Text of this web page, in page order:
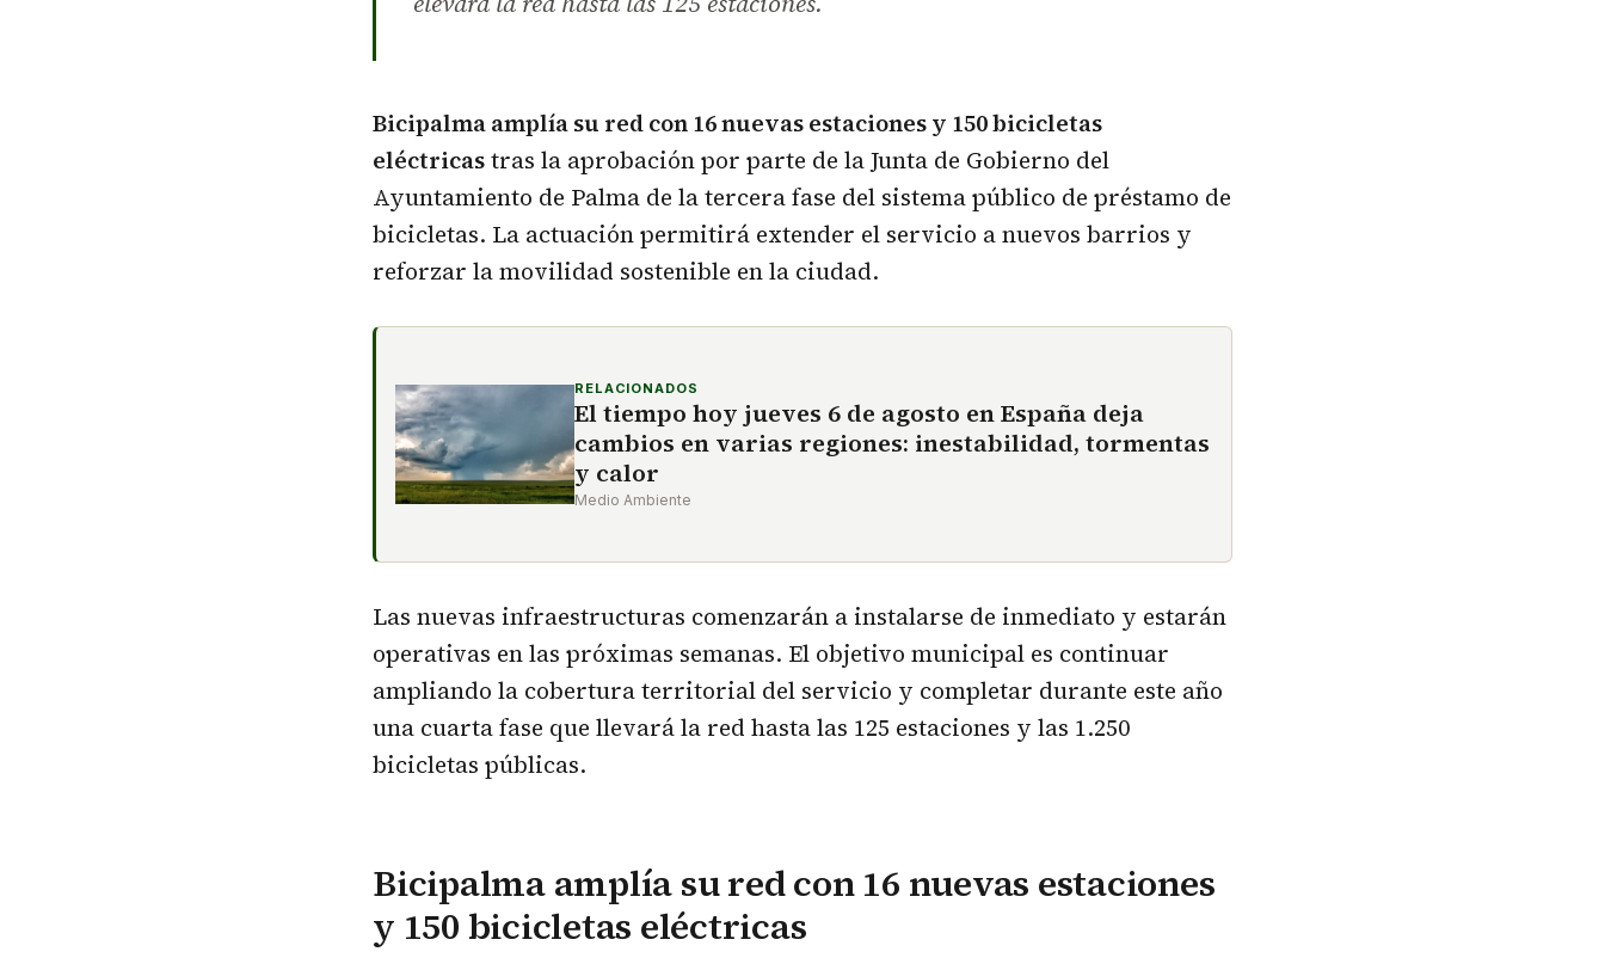
Bicipalma amplía su red con 16 nuevas estaciones y 150 bicicletas
eléctricastras la aprobación por parte de la Junta de Gobierno del
Ayuntamiento de Palma de la tercera fase del sistema público de préstamo de
bicicletas. La actuación permitirá extender el servicio a nuevos barrios y
reforzar la movilidad sostenible en la ciudad.
RELACIONADOS
El tiempo hoy jueves 6 de agosto en España deja
cambios en varias regiones: inestabilidad, tormentas
y calor
Medio Ambiente
Las nuevas infraestructuras comenzarán a instalarse de inmediato y estarán
operativas en las próximas semanas. El objetivo municipal es continuar
ampliando la cobertura territorial del servicio y completar durante este año
una cuarta fase que llevará la red hasta las 125 estaciones y las 1.250
bicicletas públicas.
Bicipalma amplía su red con 16 nuevas estaciones
y 150 bicicletas eléctricas